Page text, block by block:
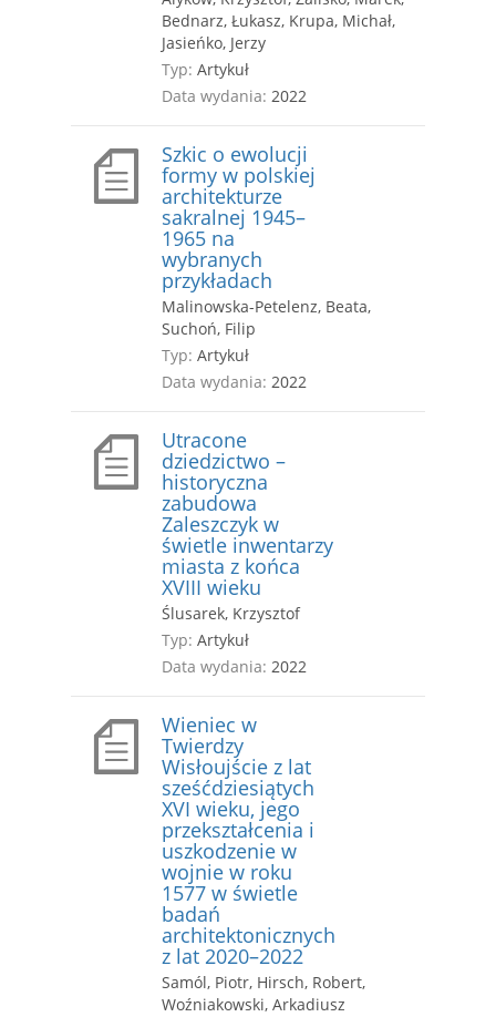
Bednarz, Łukasz, Krupa, Michał,
Jasieńko, Jerzy
Typ: Artykuł
Data wydania: 2022
Szkic o ewolucji
formy w polskiej
architekturze
sakralnej 1945–
1965 na
wybranych
przykładach
Malinowska-Petelenz, Beata,
Suchoń, Filip
Typ: Artykuł
Data wydania: 2022
Utracone
dziedzictwo –
historyczna
zabudowa
Zaleszczyk w
świetle inwentarzy
miasta z końca
XVIII wieku
Ślusarek, Krzysztof
Typ: Artykuł
Data wydania: 2022
Wieniec w
Twierdzy
Wisłoujście z lat
sześćdziesiątych
XVI wieku, jego
przekształcenia i
uszkodzenie w
wojnie w roku
1577 w świetle
badań
architektonicznych
z lat 2020–2022
Samól, Piotr, Hirsch, Robert,
Woźniakowski, Arkadiusz